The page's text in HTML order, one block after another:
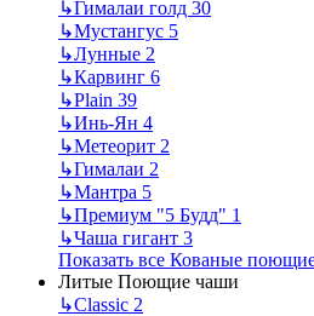
↳Гималаи голд 30
↳Мустангус 5
↳Лунные 2
↳Карвинг 6
↳Plain 39
↳Инь-Ян 4
↳Метеорит 2
↳Гималаи 2
↳Мантра 5
↳Премиум "5 Будд" 1
↳Чаша гигант 3
Показать все Кованые
Литые Поющие чаши
↳Classic 2